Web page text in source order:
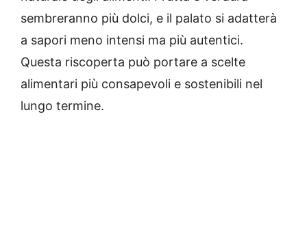
sembreranno più dolci, e il palato si adatterà
a sapori meno intensi ma più autentici.
Questa riscoperta può portare a scelte
alimentari più consapevoli e sostenibili nel
lungo termine.